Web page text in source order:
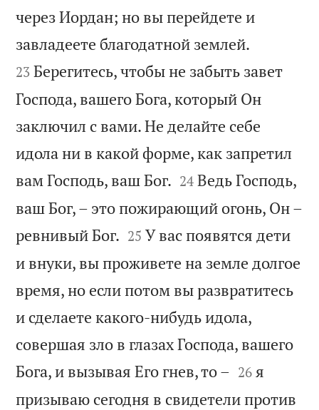
через Иордан; но вы перейдете и
завладеете благодатной землей.
23 Берегитесь, чтобы не забыть завет
Господа, вашего Бога, который Он
заключил с вами. Не делайте себе
идола ни в какой форме, как запретил
вам Господь, ваш Бог. 

24 Ведь Господь,
ваш Бог, – это пожирающий огонь, Он –
ревнивый Бог. 

25 У вас появятся дети
и внуки, вы проживете на земле долгое
время, но если потом вы развратитесь
и сделаете какого-нибудь идола,
совершая зло в глазах Господа, вашего
Бога, и вызывая Его гнев, то – 

26 я
призываю сегодня в свидетели против